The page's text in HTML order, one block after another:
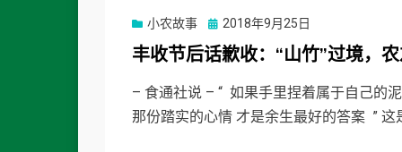
小农故事
Posted
on
2018年9月25日
丰收节后话歉收：“山竹”过境，
– 食通社说 – “ 如果手里捏着属于自己的
那份踏实的心情 才是余生最好的答案 ” 这